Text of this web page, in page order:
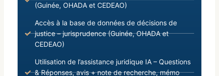
(Guinée, OHADA et CEDEAO)
Accès à la base de données de décisions de
justice – jurisprudence (Guinée, OHADA et
CEDEAO)
Utilisation de l’assistance juridique IA – Questions
& Réponses, avis + note de recherche, mémo